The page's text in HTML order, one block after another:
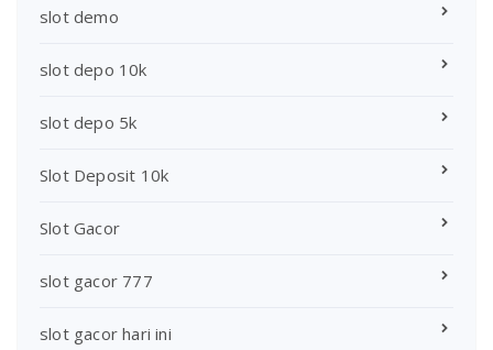
slot demo
slot depo 10k
slot depo 5k
Slot Deposit 10k
Slot Gacor
slot gacor 777
slot gacor hari ini